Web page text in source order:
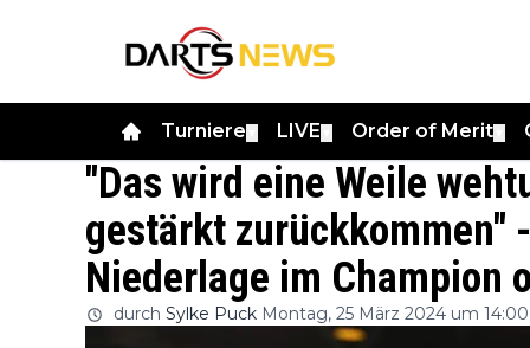
Turniere LIVE Order of Merit
"Das wird eine Weile
gestärkt zurückkommen"
Niederlage im Champion
durch Sylke Puck Montag, 25 März 2024 um 14:00